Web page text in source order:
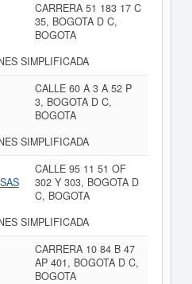
CARRERA 51 183 17 C
35, BOGOTA D C,
BOGOTA
SIMPLIFICADA
CALLE 60 A 3 A 52 P
3, BOGOTA D C,
BOGOTA
SIMPLIFICADA
CALLE 95 11 51 OF
302 Y 303, BOGOTA D
C, BOGOTA
SIMPLIFICADA
CARRERA 10 84 B 47
AP 401, BOGOTA D C,
BOGOTA